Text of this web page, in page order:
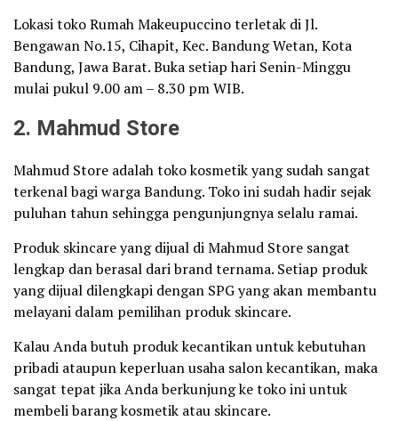
Lokasi toko Rumah Makeupuccino terletak di Jl.
Bengawan No.15, Cihapit, Kec. Bandung Wetan, Kota
Bandung, Jawa Barat. Buka setiap hari Senin-Minggu
mulai pukul 9.00 am – 8.30 pm WIB.
2. Mahmud Store
Mahmud Store adalah toko kosmetik yang sudah sangat
terkenal bagi warga Bandung. Toko ini sudah hadir sejak
puluhan tahun sehingga pengunjungnya selalu ramai.
Produk skincare yang dijual di Mahmud Store sangat
lengkap dan berasal dari brand ternama. Setiap produk
yang dijual dilengkapi dengan SPG yang akan membantu
melayani dalam pemilihan produk skincare.
Kalau Anda butuh produk kecantikan untuk kebutuhan
pribadi ataupun keperluan usaha salon kecantikan, maka
sangat tepat jika Anda berkunjung ke toko ini untuk
membeli barang kosmetik atau skincare.